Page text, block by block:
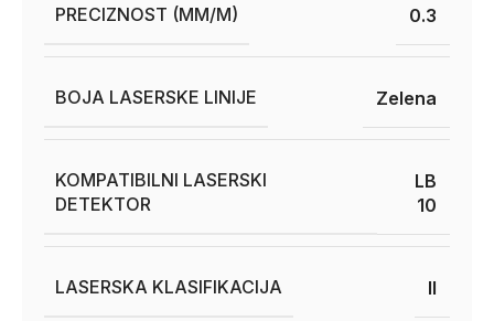
PRECIZNOST (MM/M) 0.3
BOJA LASERSKE LINIJE Zelena
KOMPATIBILNI LASERSKI
DETEKTOR
LB
10
LASERSKA KLASIFIKACIJA II